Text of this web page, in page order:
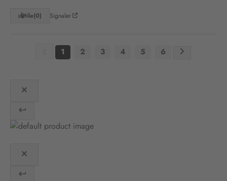
Utile(0) Signaler
1 2 3 4 5 6
n
: